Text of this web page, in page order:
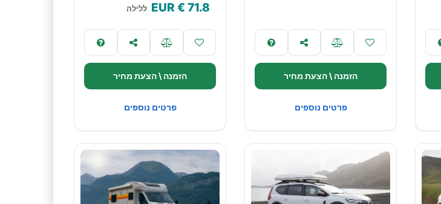
הזמנה \ הצעת מחיר
פרטים נוספים
71.8
€ EUR ללילה
הזמנה \ הצעת מחיר
פרטים נוספים